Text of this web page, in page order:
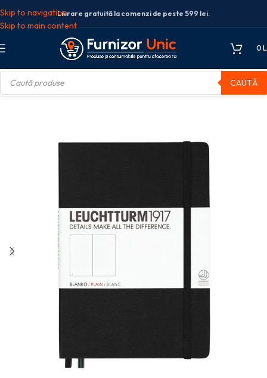
Skip to navigation
Skip to main content
Livrare gratuită la comenzi de peste 599 lei.
0
CAUTĂ
Caiete birou